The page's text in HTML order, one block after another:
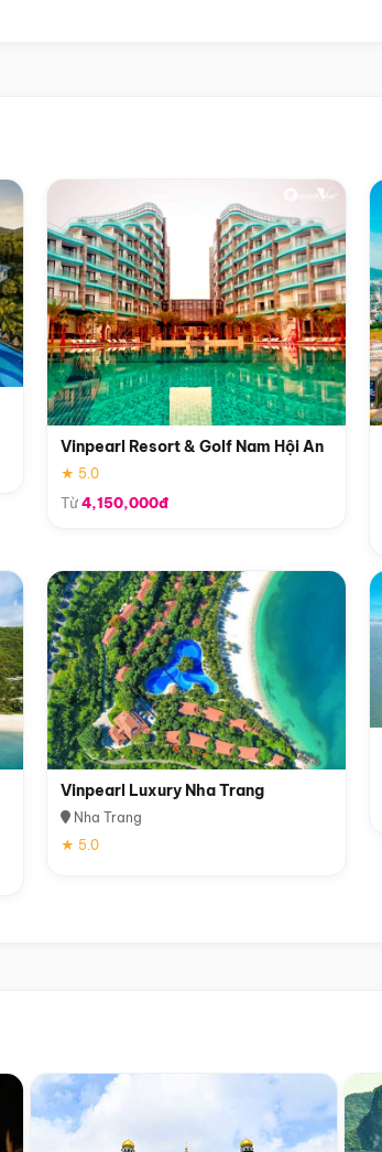
Vinpearl Resort & Golf Nam Hội An
★ 5.0
Từ4,150,000đ
Vinpearl Luxury Nha Trang
Nha Trang
★ 5.0